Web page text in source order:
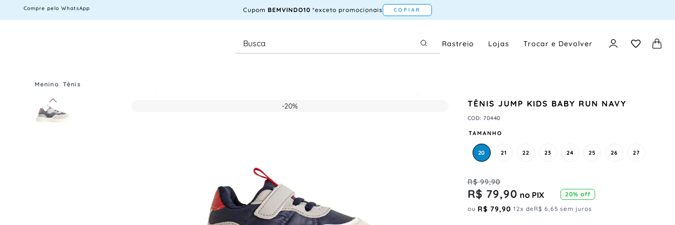
Compre pelo WhatsApp Cupom BEMVINDO10 *exceto promocionais COPIAR
Rastreio Lojas Trocar e Devolver
Menino Tênis
-20% TÊNIS JUMP KIDS BABY RUN NAVY
COD:70440
TAMANHO
20 21 22 23 24 25 26 27
R$ 99,90
R$ 79,90 no PIX 20% off
ou R$ 79,90 12x deR$ 6,65 sem juros